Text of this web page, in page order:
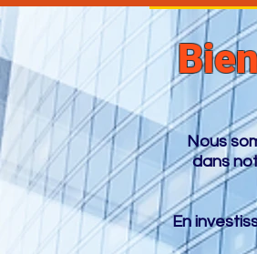
Nous
dans
En